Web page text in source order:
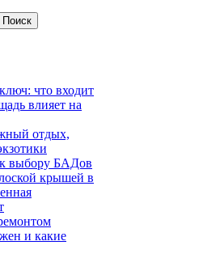
что входит
влияет на
отдых,
выбору БАДов
крышей в
и какие